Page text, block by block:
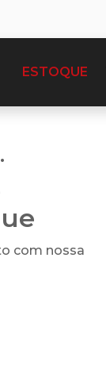
ESTOQUE
com nossa